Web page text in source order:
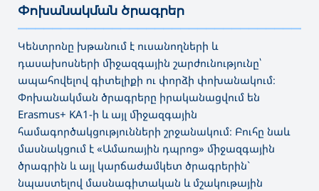
Փոխանակման ծրագրեր
Կենտրոնը խթանում է ուսանողների և
դասախոսների միջազգային շարժունությունը՝
ապահովելով գիտելիքի ու փորձի փոխանակում։
Փոխանակման ծրագրերը իրականացվում են
Erasmus+ KA1-ի և այլ միջազգային
համագործակցությունների շրջանակում։ Բուհը նաև
մասնակցում է «Ամառային դպրոց» միջազգային
ծրագրին և այլ կարճաժամկետ ծրագրերին`
նպաստելով մասնագիտական և մշակութային